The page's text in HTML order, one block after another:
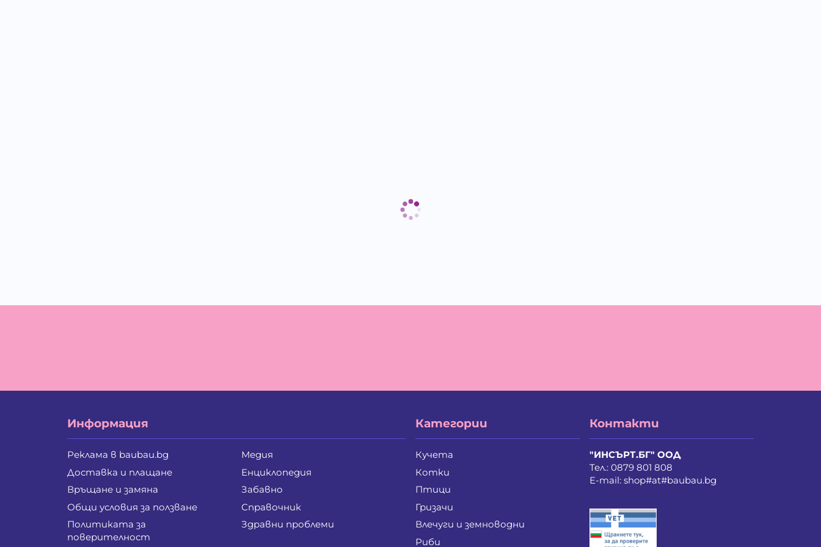
Информация
Реклама в baubau.bg
Доставка и плащане
Връщане и замяна
Общи условия за ползване
Политиката за
поверителност
Медия
Енциклопедия
Забавно
Справочник
Здравни проблеми
Категории
Кучета
Котки
Птици
Гризачи
Влечуги и земноводни
Риби
Контакти
"ИНСЪРТ.БГ" ООД
Тел.:0879 801 808
E-mail:shop#at#baubau.bg